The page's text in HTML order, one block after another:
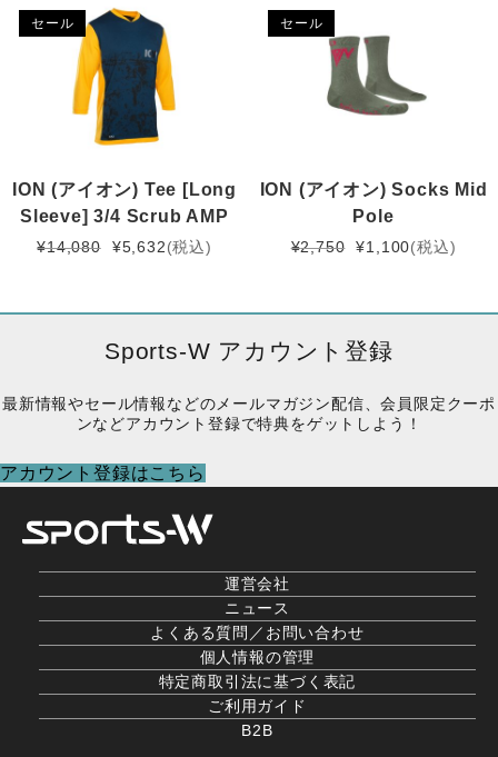
で
し
た。
¥6,512
で
す。
セール
ION (アイオン) Tee [Long
Sleeve] 3/4 Scrub AMP
¥14,080
元
格
¥14,080
し
た。
¥5,632
現
価
は
で
す。
(税込)
セール
ION (アイオン) Socks Mid
Pole
¥2,750
元
格
は
¥2,750
し
た。
¥1,100
現
価
格
は
で
す。
(税込)
Sports-W アカウント登録
最新情報やセール情報などのメールマガジン配信、会員限定クーポ
ンなどアカウント登録で特典をゲットしよう！
アカウント登録はこちら
運営会社
ニュース
よくある質問／お問い合わせ
個人情報の管理
特定商取引法に基づく表記
ご利用ガイド
B2B